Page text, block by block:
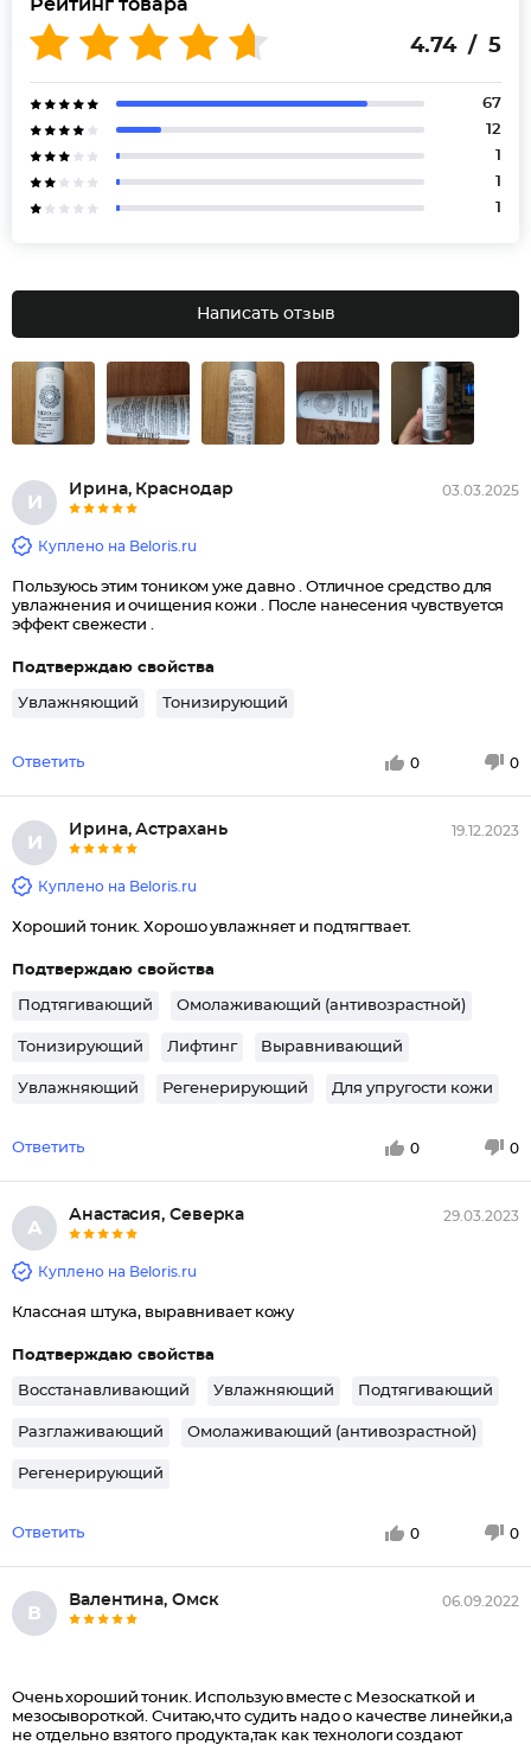
Рейтинг товара
4.74 / 5
67
12
1
1
1
Написать отзыв
И
Ирина, Краснодар 03.03.2025
Куплено на Beloris.ru
Пользуюсь этим тоником уже давно . Отличное средство для
увлажнения и очищения кожи . После нанесения чувствуется
эффект свежести .
Подтверждаю свойства
Увлажняющий Тонизирующий
Ответить 0 0
И
Ирина, Астрахань 19.12.2023
Куплено на Beloris.ru
Хороший тоник. Хорошо увлажняет и подтягтвает.
Подтверждаю свойства
Подтягивающий Омолаживающий (антивозрастной)
Тонизирующий Лифтинг Выравнивающий
Увлажняющий Регенерирующий Для упругости кожи
Ответить 0 0
А
Анастасия, Северка 29.03.2023
Куплено на Beloris.ru
Классная штука, выравнивает кожу
Подтверждаю свойства
Восстанавливающий Увлажняющий Подтягивающий
Разглаживающий Омолаживающий (антивозрастной)
Регенерирующий
Ответить 0 0
В
Валентина, Омск 06.09.2022
Очень хороший тоник. Использую вместе с Мезоскаткой и
мезосывороткой. Считаю,что судить надо о качестве линейки,а
не отдельно взятого продукта,так как технологи создают